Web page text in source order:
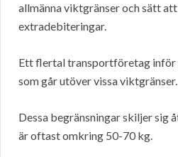
allmänna viktgränser och sätt
extradebiteringar.
Ett flertal transportföretag
som går utöver vissa viktgränser.
Dessa begränsningar skiljer sig
är oftast omkring 50-70 kg.